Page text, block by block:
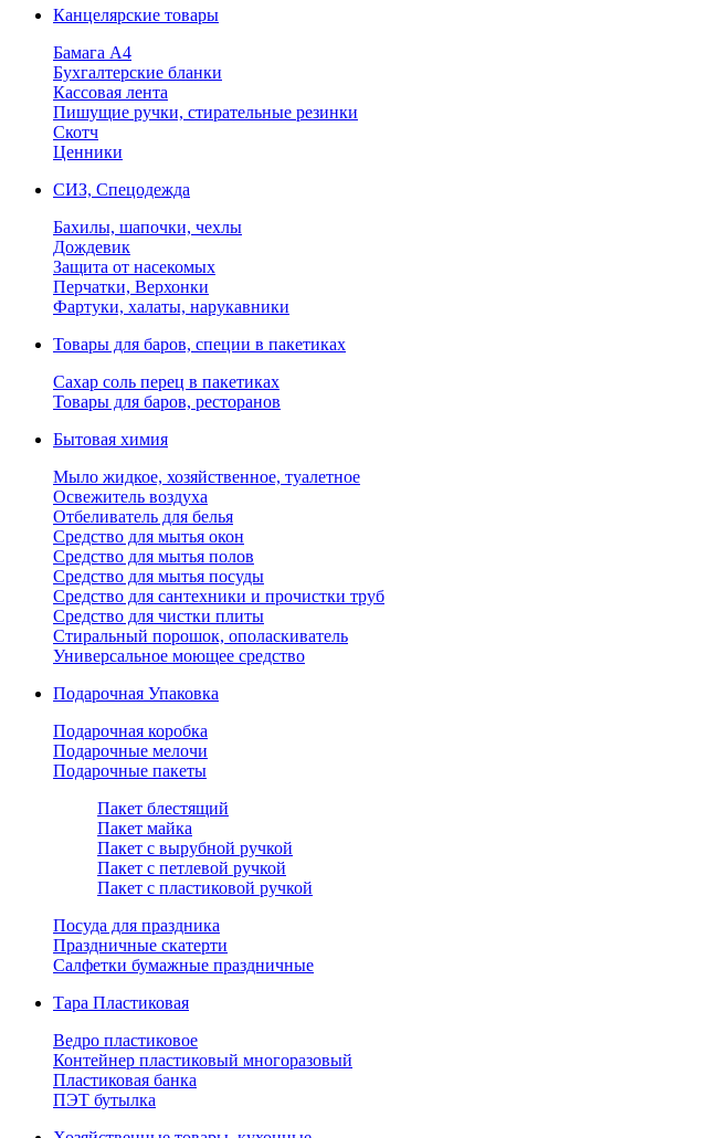
Канцелярские товары
Бамага А4
Бухгалтерские бланки
Кассовая лента
Пишущие ручки, стирательные резинки
Скотч
Ценники
СИЗ, Спецодежда
Бахилы, шапочки, чехлы
Дождевик
Защита от насекомых
Перчатки, Верхонки
Фартуки, халаты, нарукавники
Товары для баров, специи в пакетиках
Сахар соль перец в пакетиках
Товары для баров, ресторанов
Бытовая химия
Мыло жидкое, хозяйственное, туалетное
Освежитель воздуха
Отбеливатель для белья
Средство для мытья окон
Средство для мытья полов
Средство для мытья посуды
Средство для сантехники и прочистки труб
Средство для чистки плиты
Стиральный порошок, ополаскиватель
Универсальное моющее средство
Подарочная Упаковка
Подарочная коробка
Подарочные мелочи
Подарочные пакеты
Пакет блестящий
Пакет майка
Пакет с вырубной ручкой
Пакет с петлевой ручкой
Пакет с пластиковой ручкой
Посуда для праздника
Праздничные скатерти
Салфетки бумажные праздничные
Тара Пластиковая
Ведро пластиковое
Контейнер пластиковый многоразовый
Пластиковая банка
ПЭТ бутылка